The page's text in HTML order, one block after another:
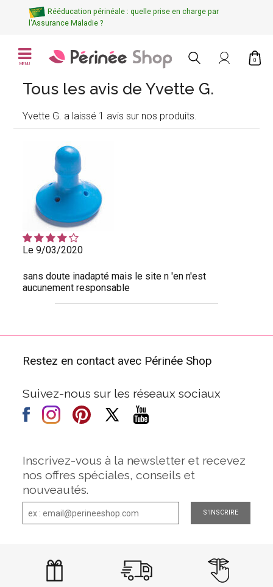
Rééducation périnéale : quelle prise en charge par
l'Assurance Maladie ?
MENU
0
Tous les avis de Yvette G.
Yvette G. a laissé 1 avis sur nos produits.
Le 9/03/2020
sans doute inadapté mais le site n 'en n'est
aucunement responsable
Restez en contact avec Périnée Shop
Suivez-nous sur les réseaux sociaux
Inscrivez-vous à la newsletter et recevez
nos offres spéciales, conseils et
nouveautés.
S'INSCRIRE